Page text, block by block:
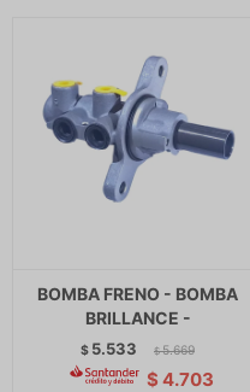
BOMBA FRENO - BOMBA
BRILLANCE -
$ 5.533 $ 5.669
$ 4.703